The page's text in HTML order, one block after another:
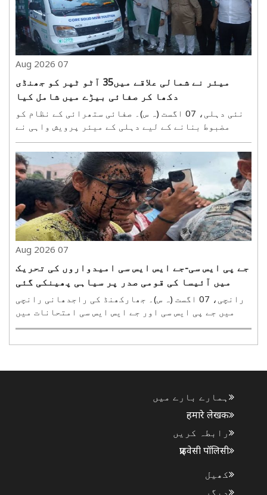
07 Aug 2026
میئر نے شمالی علاقے میں35 آٹو ٹپر کو جھنڈی
دکھا کر صفائی بیڑے میں شامل کیا
نئی دہلی، 07 اگست (ہ س)۔ صفائی ستھرائی کے نظام کو
مضبوط بنانے کے لیے دہلی کے میئر پرویش واہی نے
جمعہ کو شمالی زون کے صفائی کے بیڑے میں 35 الیکٹرک
آٹو ٹپر کو جھنڈی دکھا کر روانہ کیا۔ دہلی کی صفائی
کے تئیں اپنی وابستگی ظاہر کرتے ہوئے میئر پرویش
واہی..
07 Aug 2026
جے پی ایس سی-جے ایس ایس سی امیدواروں کی تحریک
میں آئیسا کی قومی صدر پر سیاہی پھینکی گئی
رانچی، 07 اگست (ہ س)۔ جھارکھنڈ کی راجدھانی رانچی
میں جے پی ایس سی اور جے ایس ایس سی امتحانات میں
مبینہ بے ضابطگیوں کے خلاف جاری طلبہ و امیدواروں کی
ہمارے بارے میں
हमारे लेखक
رابطہ کریں
प्राइवेसी पॉलिसी
کھیل
دیگر